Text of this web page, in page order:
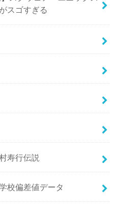
スゴすぎる
寿行伝説
校偏差値データ